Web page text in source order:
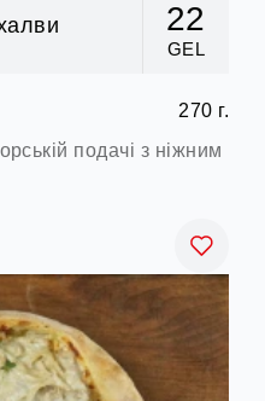
22
GEL
270 г.
подачі з ніжним